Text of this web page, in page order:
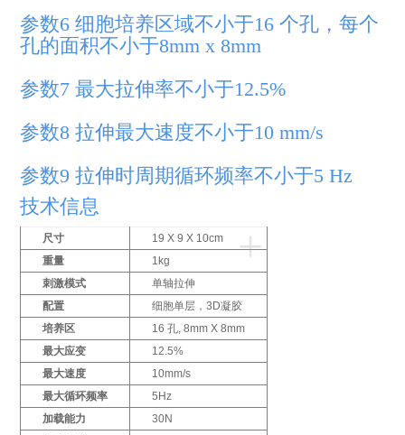
参数6 细胞培养区域不小于16 个孔，每个
孔的面积不小于8mm x 8mm
参数7 最大拉伸率不小于12.5%
参数8 拉伸最大速度不小于10 mm/s
参数9 拉伸时周期循环频率不小于5 Hz
技术信息
+
尺寸
19 X 9 X 10cm
重量
1kg
刺激模式
单轴拉伸
配置
细胞单层，3D凝胶
培养区
16 孔, 8mm X 8mm
最大应变
12.5%
最大速度
10mm/s
最大循环频率
5Hz
加载能力
30N